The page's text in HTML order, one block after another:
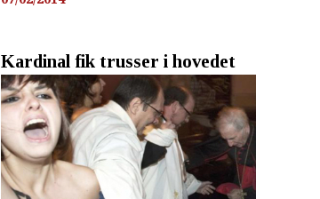
Kardinal fik trusser i hovedet